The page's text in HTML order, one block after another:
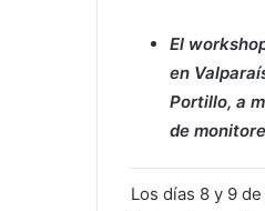
El
en
Portillo, a
de
Los días 8 y 9